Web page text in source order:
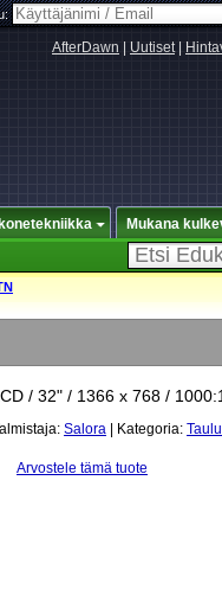
AfterDawn Uutiset|
Mukana
/ 32" / 1366 x 768 /
Salora | Kategoria:
Arvostele tämä tuote